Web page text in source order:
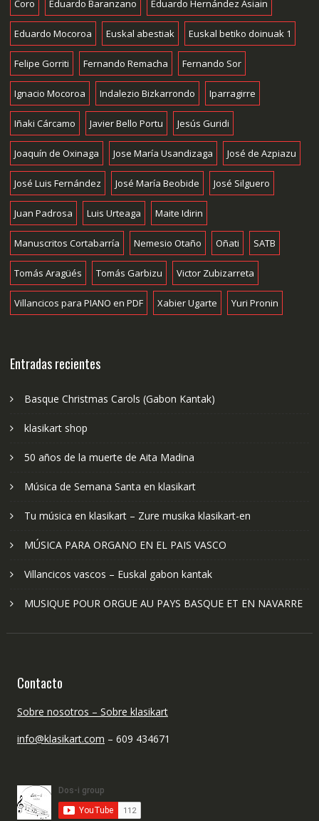
Coro Eduardo Baranzano Eduardo Hernández Asiain
Eduardo Mocoroa Euskal abestiak Euskal betiko doinuak 1
Felipe Gorriti Fernando Remacha Fernando Sor
Ignacio Mocoroa Indalezio Bizkarrondo Iparragirre
Iñaki Cárcamo Javier Bello Portu Jesús Guridi
Joaquín de Oxinaga Jose María Usandizaga José de Azpiazu
José Luis Fernández José María Beobide José Silguero
Juan Padrosa Luis Urteaga Maite Idirin
Manuscritos Cortabarría Nemesio Otaño Oñati SATB
Tomás Aragüés Tomás Garbizu Victor Zubizarreta
Villancicos para PIANO en PDF Xabier Ugarte Yuri Pronin
Entradas recientes
Basque Christmas Carols (Gabon Kantak)
klasikart shop
50 años de la muerte de Aita Madina
Música de Semana Santa en klasikart
Tu música en klasikart – Zure musika klasikart-en
MÚSICA PARA ORGANO EN EL PAIS VASCO
Villancicos vascos – Euskal gabon kantak
MUSIQUE POUR ORGUE AU PAYS BASQUE ET EN NAVARRE
Contacto
Sobre nosotros – Sobre klasikart
info@klasikart.com – 609 434671